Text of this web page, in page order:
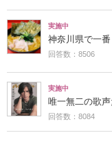
実施中
神奈川県で一
回答数：8506
実施中
唯一無二の歌
回答数：8084